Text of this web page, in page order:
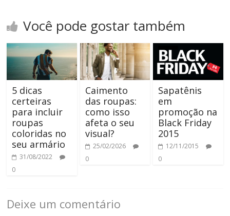
Você pode gostar também
5 dicas
certeiras
para incluir
roupas
coloridas no
seu armário
31/08/2022
0
Caimento
das roupas:
como isso
afeta o seu
visual?
25/02/2026
0
Sapatênis
em
promoção na
Black Friday
2015
12/11/2015
0
Deixe um comentário